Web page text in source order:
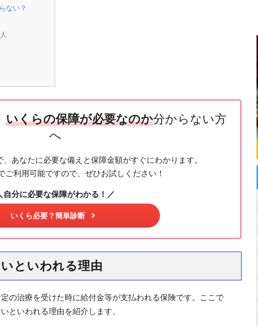
ない？
いくらの保障が必要なのか分からない方
へ
あなたに必要な備えと保障金額がすぐにわかります。
ご利用可能ですので、ぜひお試しください！
自分に必要な保障がわかる！／
いくら必要？簡単診断
といわれる理由
の治療を受けた時に給付金等が支払われる保険です。ここで
といわれる理由を紹介します。